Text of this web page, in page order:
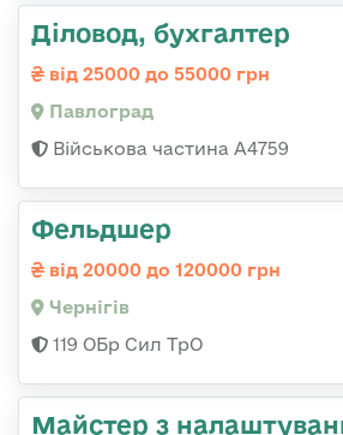
Діловод, бухгалтер
від 25000 до 55000 грн
Павлоград
Військова частина А4759
Фельдшер
від 20000 до 120000 грн
Чернігів
119 ОБр Сил ТрО
Майстер з